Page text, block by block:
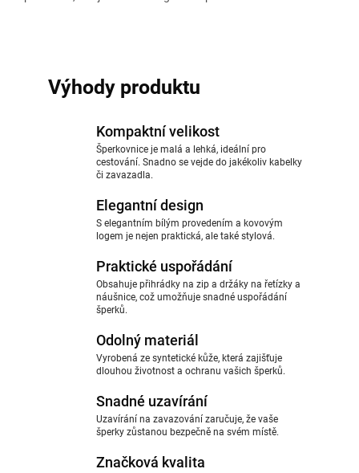
Výhody produktu
Kompaktní velikost
Šperkovnice je malá a lehká, ideální pro
cestování. Snadno se vejde do jakékoliv kabelky
či zavazadla.
Elegantní design
S elegantním bílým provedením a kovovým
logem je nejen praktická, ale také stylová.
Praktické uspořádání
Obsahuje přihrádky na zip a držáky na řetízky a
náušnice, což umožňuje snadné uspořádání
šperků.
Odolný materiál
Vyrobená ze syntetické kůže, která zajišťuje
dlouhou životnost a ochranu vašich šperků.
Snadné uzavírání
Uzavírání na zavazování zaručuje, že vaše
šperky zůstanou bezpečně na svém místě.
Značková kvalita